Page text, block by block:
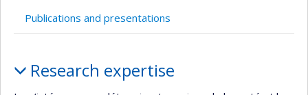
Publications and presentations
Research expertise